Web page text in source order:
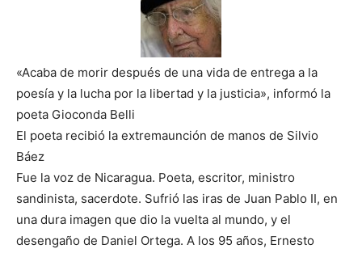
«Acaba de morir después de una vida de entrega a la
poesía y la lucha por la libertad y la justicia», informó la
poeta Gioconda Belli
El poeta recibió la extremaunción de manos de Silvio
Báez
Fue la voz de Nicaragua. Poeta, escritor, ministro
sandinista, sacerdote. Sufrió las iras de Juan Pablo II, en
una dura imagen que dio la vuelta al mundo, y el
desengaño de Daniel Ortega. A los 95 años, Ernesto